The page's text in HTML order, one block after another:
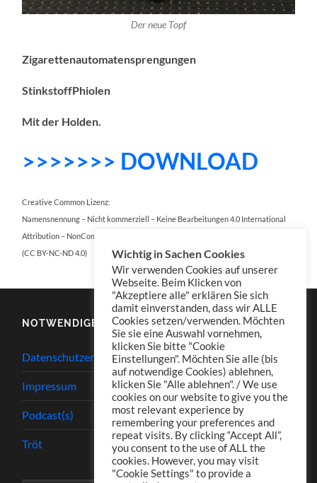
Der neue Topf
Zigarettenautomatensprengungen
StinkstoffPhiolen
Mit der Holden.
>>>>>>> DOWNLOAD
Creative Common Lizenz:
Namensnennung – Nicht kommerziell – Keine Bearbeitungen 4.0 International
Attribution – NonCommercial – NoDerivatives 4.0 International
(CC BY-NC-ND 4.0)
NOTWENDIGES
Datenschutzerklärung
Impressum
Podcast(s)
Tröt
Wichtig in Sachen Cookies
Wir verwenden Cookies auf unserer
Webseite. Beim Klicken von
"Akzeptiere alle" erklären Sie sich
damit einverstanden, dass wir ALLE
Cookies setzen/verwenden. Möchten
Sie sie eine Auswahl vornehmen,
klicken Sie bitte "Cookie
Einstellungen". Möchten Sie alle (bis
auf notwendige Cookies) ablehnen,
klicken Sie "Alle ablehnen". / We use
cookies on our website to give you the
most relevant experience by
remembering your preferences and
repeat visits. By clicking “Accept All”,
you consent to the use of ALL the
cookies. However, you may visit
"Cookie Settings" to provide a